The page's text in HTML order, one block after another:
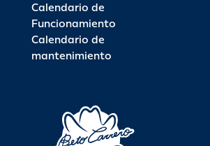
Calendario de
Funcionamiento
Calendario de
mantenimiento